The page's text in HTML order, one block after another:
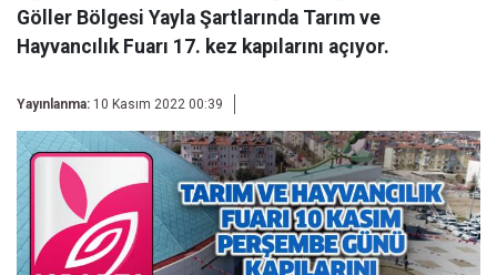
Göller Bölgesi Yayla Şartlarında Tarım ve
Hayvancılık Fuarı 17. kez kapılarını açıyor.
Yayınlanma: 10 Kasım 2022 00:39